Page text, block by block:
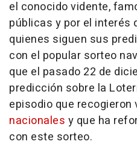
el conocido vidente,
públicas y por el interés
quienes siguen sus
con el popular sorteo
que el pasado 22 de
predicción sobre la
episodio que recogieron
nacionales y que ha
con este sorteo.